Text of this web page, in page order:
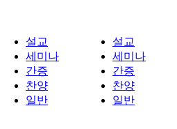
설교
세미나
간증
찬양
일반
설교
세미나
간증
찬양
일반